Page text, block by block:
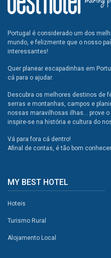
Portugal é considerado um dos
mundo, e felizmente que o nosso
interessantes!
Quer planear escapadinhas em
cá para o ajudar.
Descubra os melhores destinos de
serras e montanhas, campos e
nossas maravilhosas ilhas... prove
inspire-se na história e cultura do
Vá para fora cá dentro!
Afinal de contas, é tão bom
MY BEST HOTEL
Hoteis
Turismo Rural
Alojamento Local